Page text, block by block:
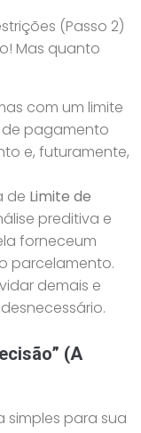
(Passo 2)
Mas quanto
com um limite
pagamento
e, futuramente,
de Limite de
preditiva e
forneceum
parcelamento.
demais e
(A
simples para sua